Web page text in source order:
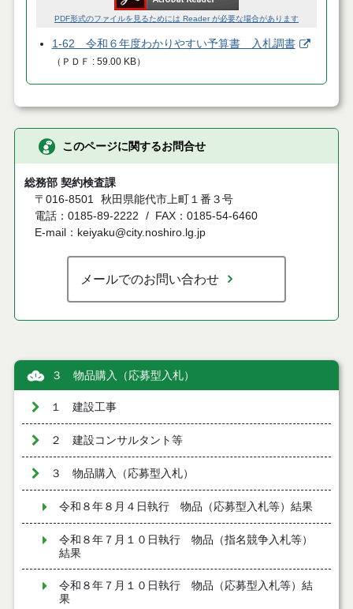
PDF形式のファイルを見るためには Reader が必要な場合があります
1-62 令和６年度わかりやすい予算書 入札調書
（ ＰＤＦ 59.00 KB）
このページに関するお問合せ
総務部 契約検査課
〒016-8501 秋田県能代市上町１番３号
電話：0185-89-2222
FAX：0185-54-6460
E-mail：keiyaku@city.noshiro.lg.jp
メールでのお問い合わせ
３ 物品購入（応募型入札）
１ 建設工事
２ 建設コンサルタント等
３ 物品購入（応募型入札）
令和８年８月４日執行 物品（応募型入札等）結果
令和８年７月１０日執行 物品（指名競争入札等）
結果
令和８年７月１０日執行 物品（応募型入札等）結
果